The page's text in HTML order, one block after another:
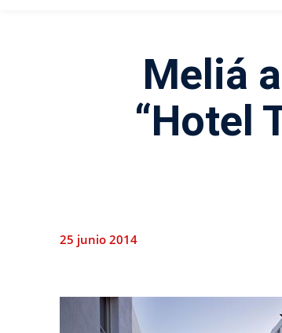
Meliá
“Hotel
25 junio 2014